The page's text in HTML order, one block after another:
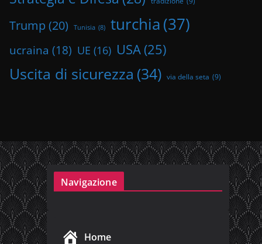
Trump (20) Tunisia (8) turchia(37)
ucraina (18) UE (16) USA (25)
Uscita di sicurezza (34) via della seta (9)
Navigazione
Home